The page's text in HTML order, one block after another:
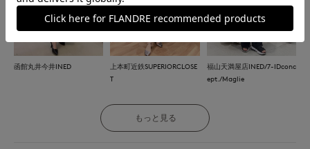
函館丸井今井INED
上本町近鉄SUPERIORCLOSE
T
福山天満屋店INED/7-IDconc
ept./Maglie
もっと見る